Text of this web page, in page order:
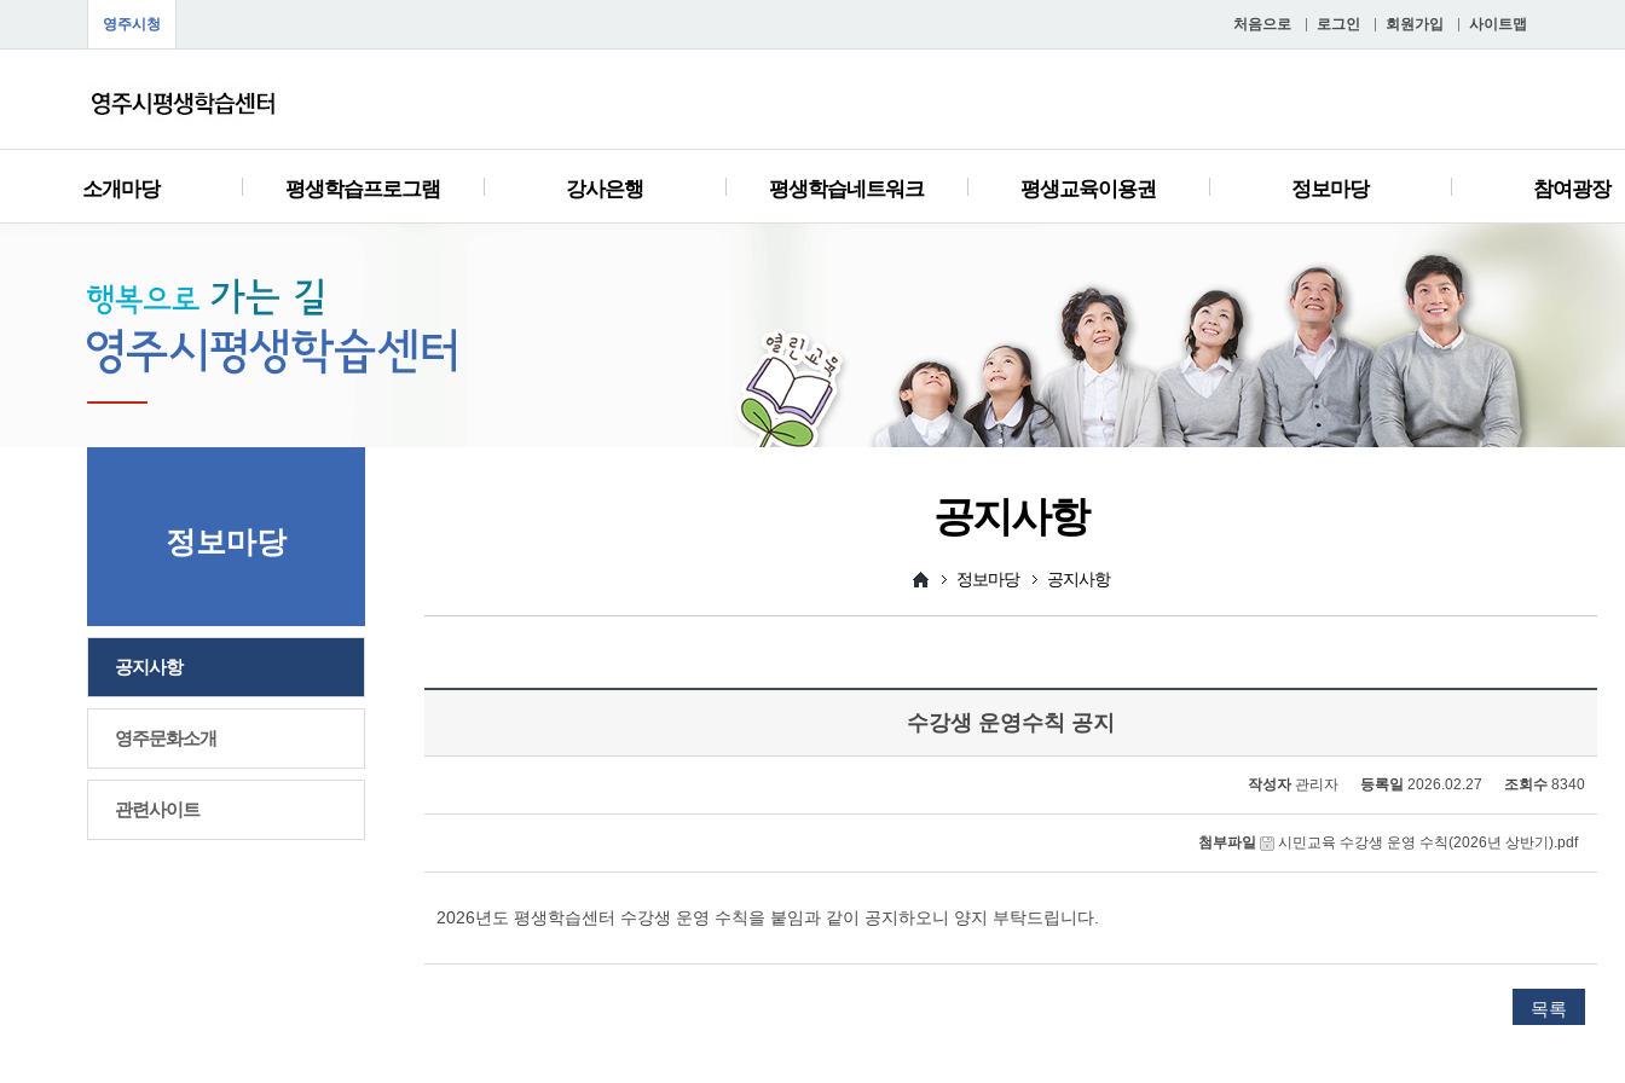
영주시청 처음으로 로그인 회원가입 사이트맵
소개마당 평생학습프로그램 강사은행 평생학습네트워크 평생교육이용권 정보마당 참여광장
정보마당
공지사항
영주문화소개
관련사이트
공지사항
정보마당 공지사항
수강생 운영수칙 공지
작성자 관리자 등록일 2026.02.27 조회수 8340
첨부파일 시민교육 수강생 운영 수칙(2026년 상반기).pdf
2026년도 평생학습센터 수강생 운영 수칙을 붙임과 같이 공지하오니 양지 부탁드립니다.
목록